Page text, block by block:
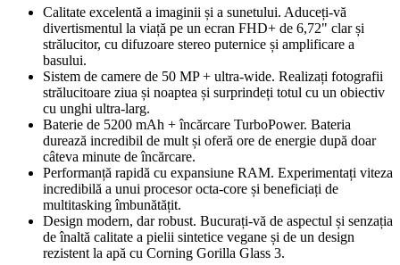
Calitate excelentă a imaginii și a sunetului. Aduceți-vă
divertismentul la viață pe un ecran FHD+ de 6,72" clar și
strălucitor, cu difuzoare stereo puternice și amplificare a
basului.
Sistem de camere de 50 MP + ultra-wide. Realizați fotografii
strălucitoare ziua și noaptea și surprindeți totul cu un obiectiv
cu unghi ultra-larg.
Baterie de 5200 mAh + încărcare TurboPower. Bateria
durează incredibil de mult și oferă ore de energie după doar
câteva minute de încărcare.
Performanță rapidă cu expansiune RAM. Experimentați viteza
incredibilă a unui procesor octa-core și beneficiați de
multitasking îmbunătățit.
Design modern, dar robust. Bucurați-vă de aspectul și senzația
de înaltă calitate a pielii sintetice vegane și de un design
rezistent la apă cu Corning Gorilla Glass 3.